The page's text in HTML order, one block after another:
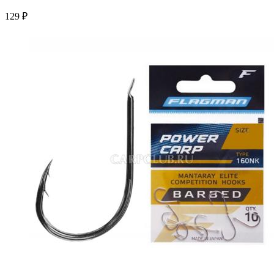
129 ₽